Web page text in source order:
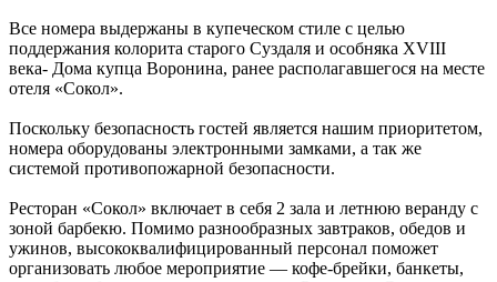
Все номера выдержаны в купеческом стиле с целью
поддержания колорита старого Суздаля и особняка XVIII
века- Дома купца Воронина, ранее располагавшегося на месте
отеля «Сокол».
Поскольку безопасность гостей является нашим приоритетом,
номера оборудованы электронными замками, а так же
системой противопожарной безопасности.
Ресторан «Сокол» включает в себя 2 зала и летнюю веранду с
зоной барбекю. Помимо разнообразных завтраков, обедов и
ужинов, высококвалифицированный персонал поможет
организовать любое мероприятие — кофе-брейки, банкеты,